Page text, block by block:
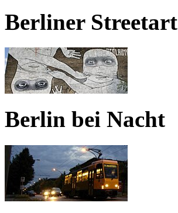
Berliner Streetart
Berlin bei Nacht